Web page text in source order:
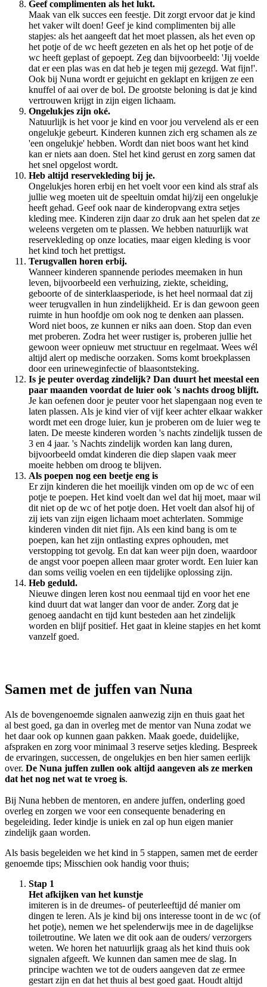
Geef complimenten als het lukt.
Maak van elk succes een feestje. Dit zorgt ervoor dat je kind
het vaker wilt doen! Geef je kind complimenten bij alle
stapjes: als het aangeeft dat het moet plassen, als het even op
het potje of de wc heeft gezeten en als het op het potje of de
wc heeft geplast of gepoept. Zeg dan bijvoorbeeld: 'Jij voelde
dat er een plas was en dat heb je tegen mij gezegd. Wat fijn!'.
Ook bij Nuna wordt er gejuicht en geklapt en krijgen ze een
knuffel of aai over de bol. De grootste beloning is dat je kind
vertrouwen krijgt in zijn eigen lichaam.
Ongelukjes zijn oké.
Natuurlijk is het voor je kind en voor jou vervelend als er een
ongelukje gebeurt. Kinderen kunnen zich erg schamen als ze
'een ongelukje' hebben. Wordt dan niet boos want het kind
kan er niets aan doen. Stel het kind gerust en zorg samen dat
het snel opgelost wordt.
Heb altijd reservekleding bij je.
Ongelukjes horen erbij en het voelt voor een kind als straf als
jullie weg moeten uit de speeltuin omdat hij/zij een ongelukje
heeft gehad. Geef ook naar de kinderopvang extra setjes
kleding mee. Kinderen zijn daar zo druk aan het spelen dat ze
weleens vergeten om te plassen. We hebben natuurlijk wat
reservekleding op onze locaties, maar eigen kleding is voor
het kind toch het prettigst.
Terugvallen horen erbij.
Wanneer kinderen spannende periodes meemaken in hun
leven, bijvoorbeeld een verhuizing, ziekte, scheiding,
geboorte of de sinterklaasperiode, is het heel normaal dat zij
weer terugvallen in hun zindelijkheid. Er is dan gewoon geen
ruimte in hun hoofdje om ook nog te denken aan plassen.
Word niet boos, ze kunnen er niks aan doen. Stop dan even
met proberen. Zodra het weer rustiger is, proberen jullie het
gewoon weer opnieuw met structuur en regelmaat. Wees wél
altijd alert op medische oorzaken. Soms komt broekplassen
door een urineweginfectie of blaasontsteking.
Is je peuter overdag zindelijk? Dan duurt het meestal een
paar maanden voordat de luier ook 's nachts droog blijft.
Je kan oefenen door je peuter voor het slapengaan nog even te
laten plassen. Als je kind vier of vijf keer achter elkaar wakker
wordt met een droge luier, kun je proberen om de luier weg te
laten. De meeste kinderen worden 's nachts zindelijk tussen de
3 en 4 jaar. 's Nachts zindelijk worden kan lang duren,
bijvoorbeeld omdat kinderen die diep slapen vaak meer
moeite hebben om droog te blijven.
Als poepen nog een beetje eng is
Er zijn kinderen die het moeilijk vinden om op de wc of een
potje te poepen. Het kind voelt dan wel dat hij moet, maar wil
dit niet op de wc of het potje doen. Het voelt dan alsof hij of
zij iets van zijn eigen lichaam moet achterlaten. Sommige
kinderen vinden dit niet fijn. Als een kind bang is om te
poepen, kan het zijn ontlasting expres ophouden, met
verstopping tot gevolg. En dat kan weer pijn doen, waardoor
de angst voor poepen alleen maar groter wordt. Een luier kan
dan soms veilig voelen en een tijdelijke oplossing zijn.
Heb geduld.
Nieuwe dingen leren kost nou eenmaal tijd en voor het ene
kind duurt dat wat langer dan voor de ander. Zorg dat je
genoeg aandacht en tijd kunt besteden aan het zindelijk
worden en blijf positief. Het gaat in kleine stapjes en het komt
vanzelf goed.
Samen met de juffen van Nuna
Als de bovengenoemde signalen aanwezig zijn en thuis gaat het
al best goed, ga dan in overleg met de mentor van Nuna zodat we
het daar ook op kunnen gaan pakken. Maak goede, duidelijke,
afspraken en zorg voor minimaal 3 reserve setjes kleding. Bespreek
de ervaringen, successen, de ongelukjes en ben hier samen eerlijk
over. De Nuna juffen zullen ook altijd aangeven als ze merken
dat het nog net wat te vroeg is.
Bij Nuna hebben de mentoren, en andere juffen, onderling goed
overleg en zorgen we voor een consequente benadering en
begeleiding. Ieder kindje is uniek en zal op hun eigen manier
zindelijk gaan worden.
Als basis begeleiden we het kind in 5 stappen, samen met de eerder
genoemde tips; Misschien ook handig voor thuis;
Stap 1
Het afkijken van het kunstje
imiteren is in de dreumes- of peuterleeftijd dé manier om
dingen te leren. Als je kind bij ons interesse toont in de wc (of
het potje), nemen we het spelenderwijs mee in de dagelijkse
toiletroutine. We laten we dit ook aan de ouders/ verzorgers
weten. We horen het natuurlijk graag als het kind thuis ook
signalen afgeeft. We kunnen dan samen mee de slag. In
principe wachten we tot de ouders aangeven dat ze ermee
gestart zijn en dat het thuis al best goed gaat. Houdt altijd